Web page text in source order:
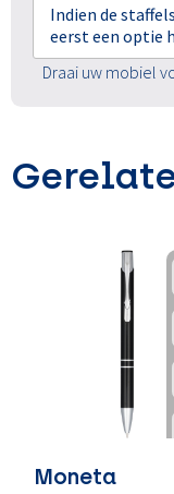
Indien de
eerst een optie
Draai uw mobiel
Moneta